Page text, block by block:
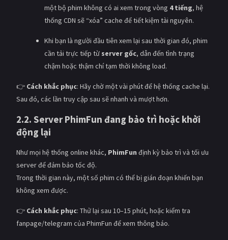
một bộ phim không có ai xem trong vòng 4 tiếng, hệ
thống CDN sẽ “xóa” cache để tiết kiệm tài nguyên.
Khi bạn là người đầu tiên xem lại sau thời gian đó, phim
cần tải trực tiếp từ server gốc, dẫn đến tình trạng
chậm hoặc thậm chí tạm thời không load.
👉 Cách khắc phục: Hãy chờ một vài phút để hệ thống cache lại.
Sau đó, các lần truy cập sau sẽ nhanh và mượt hơn.
2.2. Server PhimFun đang bảo trì hoặc khởi
động lại
Như mọi hệ thống online khác, PhimFun định kỳ bảo trì và tối ưu
server để đảm bảo tốc độ.
Trong thời gian này, một số phim có thể bị gián đoạn khiến bạn
không xem được.
👉 Cách khắc phục: Thử lại sau 10–15 phút, hoặc kiểm tra
fanpage/telegram của PhimFun để xem thông báo.